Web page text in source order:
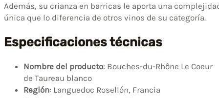
Además, su crianza en barricas le aporta una
única que lo diferencia de otros vinos de su categoría.
Especificaciones técnicas
Nombre del producto: Bouches-du-Rhône Le Coeur
de Taureau blanco
Región: Languedoc Rosellón, Francia